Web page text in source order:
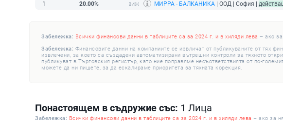
1
20.00% МИРРА - БАЛКАНИКА | ООД | София |
Забележка: Всички финансови данни в таблиците са за 2024 г. и в хиляди лева – ако
Забележка: Финансовите данни на компаниите се извличат от публикуваните от тях
извлечени, за което са създадени автоматизирани вътрешни контроли за тяхното
публикуват в Търговския регистър, като ние поправяме несъответствията от по-
можете да ни пишете, за да ескалираме приоритета за тяхната корекция.
Понастоящем в съдружие със: 1 Лица
Забележка: Всички финансови данни в таблиците са за 2024 г. и в хиляди лева – ако за